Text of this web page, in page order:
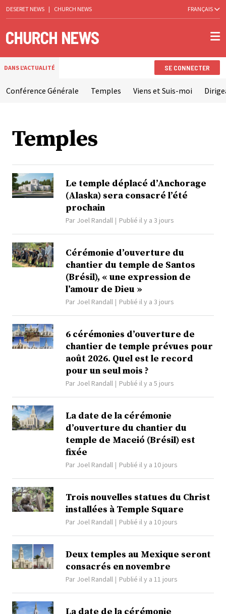
DESERET NEWS | CHURCH NEWS FRANÇAIS
DANS L'ACTUALITÉ SE CONNECTER
Conférence Générale Temples Viens et Suis-moi
Temples
Le temple déplacé d’Anchorage
(Alaska) sera consacré l’été
prochain
Par Joel Randall Publié il y a 3 jours
Cérémonie d’ouverture du
chantier du temple de Santos
(Brésil), « une expression de
l’amour de Dieu »
Par Joel Randall Publié il y a 3 jours
6 cérémonies d’ouverture de
chantier de temple prévues pour
août 2026. Quel est le record
pour un seul mois ?
Par Joel Randall Publié il y a 5 jours
La date de la cérémonie
d’ouverture du chantier du
temple de Maceió (Brésil) est
fixée
Par Joel Randall Publié il y a 10 jours
Trois nouvelles statues du Christ
installées à Temple Square
Par Joel Randall Publié il y a 10 jours
Deux temples au Mexique seront
consacrés en novembre
Par Joel Randall Publié il y a 11 jours